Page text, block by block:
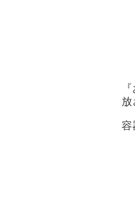
放
容